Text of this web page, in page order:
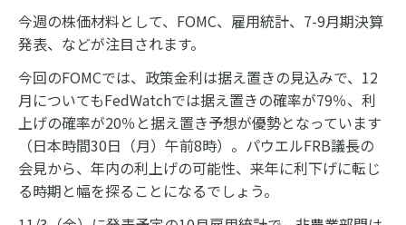
今週の株価材料として、FOMC、雇用統計、7-9月期決算
発表、などが注目されます。
今回のFOMCでは、政策金利は据え置きの見込みで、12
月についてもFedWatchでは据え置きの確率が79％、利
上げの確率が20％と据え置き予想が優勢となっています
（日本時間30日（月）午前8時）。パウエルFRB議長の
会見から、年内の利上げの可能性、来年に利下げに転じ
る時期と幅を探ることになるでしょう。